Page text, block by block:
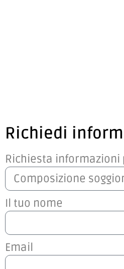
Richiedi
Richiesta informazioni
Il tuo nome
Email